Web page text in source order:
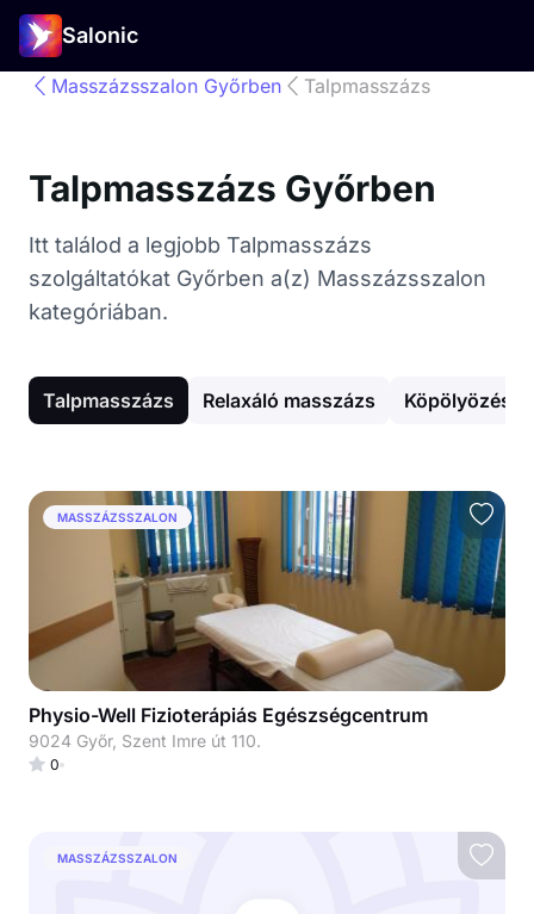
Salonic
Masszázsszalon Győrben Talpmasszázs
Talpmasszázs Győrben
Itt találod a legjobb Talpmasszázs
szolgáltatókat Győrben a(z) Masszázsszalon
kategóriában.
Talpmasszázs Relaxáló masszázs Köpölyözés
MASSZÁZSSZALON
Physio-Well Fizioterápiás Egészségcentrum
9024 Győr, Szent Imre út 110.
0
MASSZÁZSSZALON